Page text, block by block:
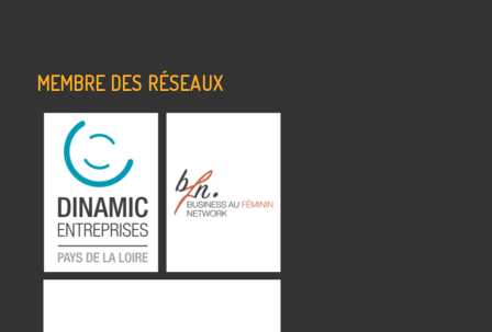
MEMBRE DES RÉSEAUX